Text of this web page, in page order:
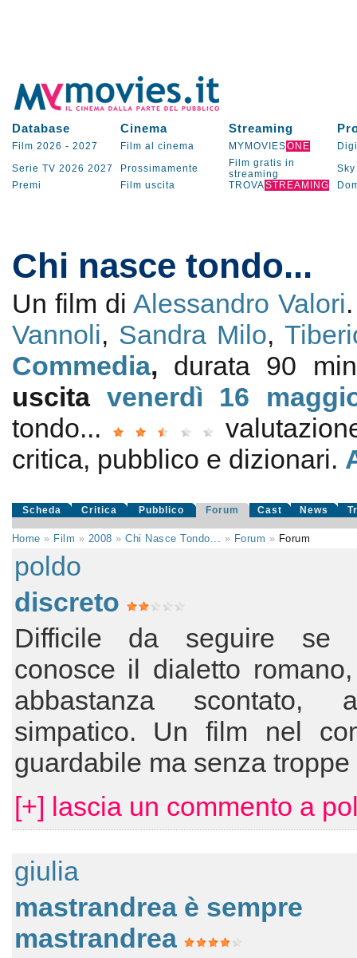
Database Cinema Streaming
Film 2026 - 2027 Film al cinema MYMOVIESONE
Serie TV 2026 2027 Prossimamente
Film gratis in
streaming
Sky
Premi
Film uscita TROVASTREAMING
Chi nasce tondo...
Un film diAlessandro Valori
Vannoli, Sandra Milo,
Commedia, durata 90
uscita venerdì 16
tondo...
critica, pubblico e dizionari.
Scheda Critica Pubblico Forum Cast News
Home » Film » 2008 »Chi Nasce Tondo... » Forum » Forum
poldo
discreto
Difficile da seguire se
conosce il dialetto
abbastanza scontato,
simpatico. Un film nel
guardabile ma senza
[+] lascia un commento a
giulia
mastrandrea è sempre
mastrandrea